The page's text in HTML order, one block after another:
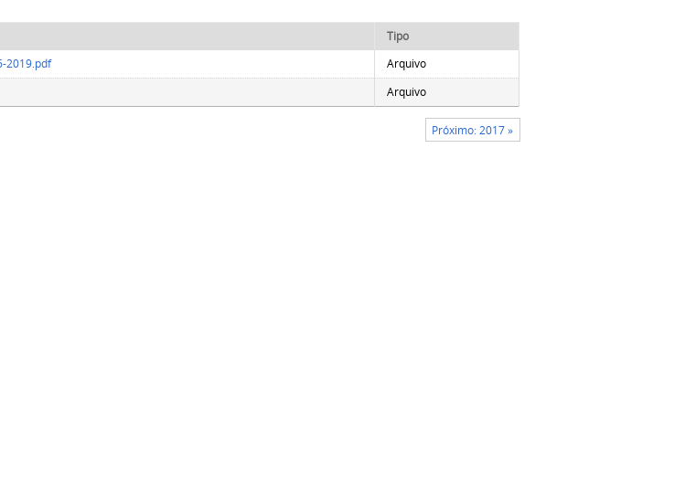
Tipo
2019.pdf
Arquivo
Arquivo
Próximo: 2017 »